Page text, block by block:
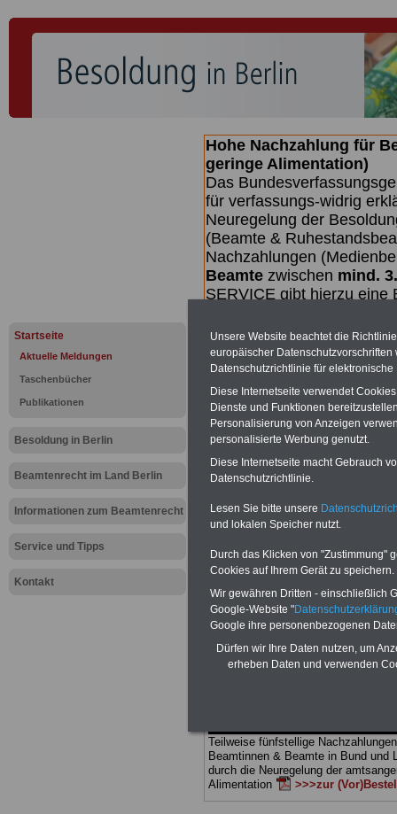
Startseite
Aktuelle Meldungen
Taschenbücher
Publikationen
Besoldung in Berlin
Beamtenrecht im Land Berlin
Informationen zum Beamtenrecht
Service und Tipps
Kontakt
Hohe Nachzahlung für
geringe Alimentation)
Das
für verfassungs-widrig
Neuregelung der
(Beamte &
Nachzahlungen
Beamte zwischen mind.
SERVICE gibt hierzu eine
wird (wahrscheinlich im
Broschüre.
Meldung
Forderung
BEHÖRDEN-ABOmit drei
und Beamte, Beamten-
(Bund/Länder) sowie Beihilferecht in
Ländern. Alle drei Ratgeber sind
Sachverhalte verständlich (auch für
terinnen und Mitarbeiter des
Teilweise fünfstellige
Beamtinnen & Beamte in Bund und
durch die Neuregelung der
Alimentation
>>>zur
Unsere Website beachtet die
europäischer
Datenschutzrichtlinie für
Diese Internetseite verwendet
Dienste und Funktionen
Personalisierung von Anzeigen
personalisierte Werbung genutzt.
Diese Internetseite macht Gebrauch
Datenschutzrichtlinie.
Lesen Sie bitte unsere
und lokalen Speicher nutzt.
Durch das Klicken von "Zustimmung"
Cookies auf Ihrem Gerät zu speichern.
Wir gewähren Dritten - einschließlich
Google-Website "
Google ihre personenbezogenen
Dürfen wir Ihre Daten nutzen, um
erheben Daten und verwenden